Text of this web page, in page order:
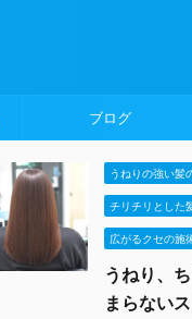
ブログ
うねりの強い髪
チリチリとした
広がるクセの施
うねり、
まらない